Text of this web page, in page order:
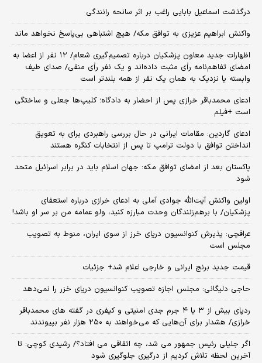
درگذشت اسماعیل بابایی راغب بر اثر سانحه رانندگی
واکنش ابراهیم عزیزی به توافق مکه/ هیچ اشتباهی بی‌پاسخ نخواهد ماند
اظهارات جدید معاون پزشکیان درباره تصمیم‌گیری شعام/ ۱۲ نفر از اعضا به
امضای تفاهم‌نامه رأی مثبت داده‌اند و یک نفر رأی منفی/ صدای طیف
وابسته یا نزدیک به همان یک نفر از همه بلندتر است
ادعای محمدباقر خرازی پس از احضار به دادگاه؛ کلیپ‌ها جعلی و ساختگی
است +فیلم
ادعای گاردین: مقامات ایرانی در حال بررسی راهبردی برای به تعویق
انداختن توافق با دولت ترامپ تا پس از انتخابات کنگره هستند
پاکستان بعد از امضای توافق مکه: جهان اسلام باید در برابر اسرائیل متحد
شود
اولین واکنش آیت‌الله جوادی آملی به ادعای خرازی درباره استعفای
پزشکیان/ با برهم‌زنندگان وحدت مبارزه کنید، ولو عمامه من بر سر او باشد!
عراقچی: پذیرش کنوانسیون دریای خرز از سوی ایران، منوط به تصویب
مجلس است
قیمت جدید برنج ایرانی و خارجی اعلام شد+ جزئیات
حاجی دلیگانی: مجلس اجازه تصویب کنوانسیون دریای خزر را نمی‌دهد
ردپای بیش از ۳ یا ۴ جرم جدی امنیتی و کیفری در گفته های محمدباقر
خرازی/ هشدار برای آن‌هایی که می‌خواهند به ۲۵۰ هزار نفر بپیوندند
اگر جلیلی رئیس جمهور می شد، چه اتفاقی می افتاد؟/ رشیدی کوچی: تا
آخرین لحظه تلاش کردیم از درگیری جلوگیری شود